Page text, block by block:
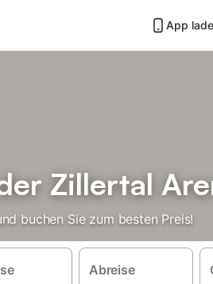
App
Zillertal
buchen Sie zum besten Preis!
Abreise